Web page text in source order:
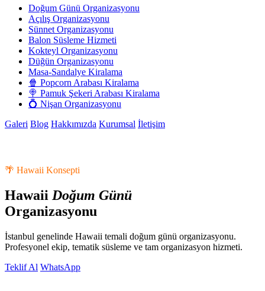
Doğum Günü Organizasyonu
Açılış Organizasyonu
Sünnet Organizasyonu
Balon Süsleme Hizmeti
Kokteyl Organizasyonu
Düğün Organizasyonu
Masa-Sandalye Kiralama
🍿 Popcorn Arabası Kiralama
🍭 Pamuk Şekeri Arabası Kiralama
💍 Nişan Organizasyonu
Galeri Blog Hakkımızda Kurumsal İletişim
🌴 Hawaii Konsepti
Hawaii Doğum Günü
Organizasyonu
İstanbul genelinde Hawaii temali doğum günü organizasyonu.
Profesyonel ekip, tematik süsleme ve tam organizasyon hizmeti.
Teklif Al WhatsApp